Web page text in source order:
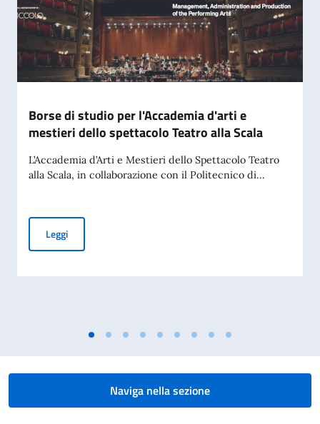
Borse di studio per l'Accademia d'arti e
mestieri dello spettacolo Teatro alla Scala
L’Accademia d’Arti e Mestieri dello Spettacolo Teatro
alla Scala, in collaborazione con il Politecnico di...
LeggiBorse di studio per l'Accademia d'arti e mestieri dello
Naviga nella sezione